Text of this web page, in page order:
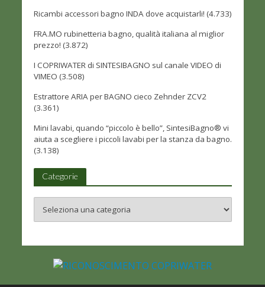
Ricambi accessori bagno INDA dove acquistarli! (4.733)
FRA.MO rubinetteria bagno, qualità italiana al miglior
prezzo! (3.872)
I COPRIWATER di SINTESIBAGNO sul canale VIDEO di
VIMEO (3.508)
Estrattore ARIA per BAGNO cieco Zehnder ZCV2
(3.361)
Mini lavabi, quando “piccolo è bello”, SintesiBagno® vi
aiuta a scegliere i piccoli lavabi per la stanza da bagno.
(3.138)
Categorie